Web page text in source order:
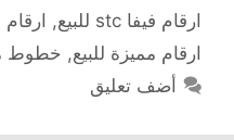
ارقام فيفا stc للبيع
, ارقام
ارقام مميزة للبيع, خطوط
أضف تعليق